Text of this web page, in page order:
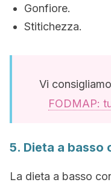
Gonfiore.
Stitichezza.
Vi
FODMAP:
5. Dieta a
La dieta a basso